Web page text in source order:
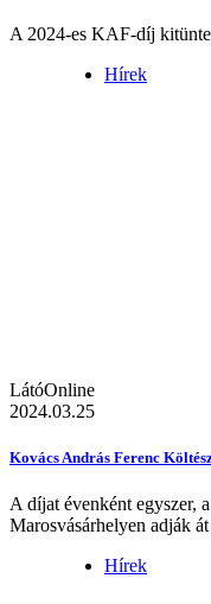
A 2024-es KAF-díj
Hírek
LátóOnline
2024.03.25
Kovács András Ferenc
A díjat évenként egyszer,
Marosvásárhelyen adják
Hírek